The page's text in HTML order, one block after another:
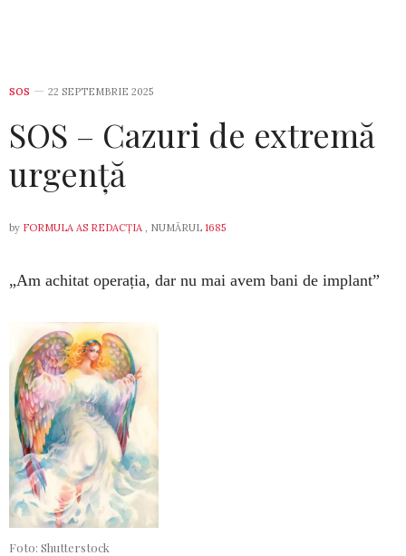
SOS 22 SEPTEMBRIE 2025
SOS – Cazuri de extremă
urgență
by FORMULA AS REDACȚIA , NUMĂRUL 1685
„Am achitat operația, dar nu mai avem bani de implant”
Foto: Shutterstock